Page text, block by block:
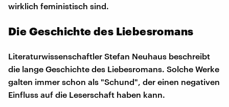
wirklich feministisch sind.
Die Geschichte des Liebesromans
Literaturwissenschaftler Stefan Neuhaus beschreibt
die lange Geschichte des Liebesromans. Solche Werke
galten immer schon als "Schund", der einen negativen
Einfluss auf die Leserschaft haben kann.